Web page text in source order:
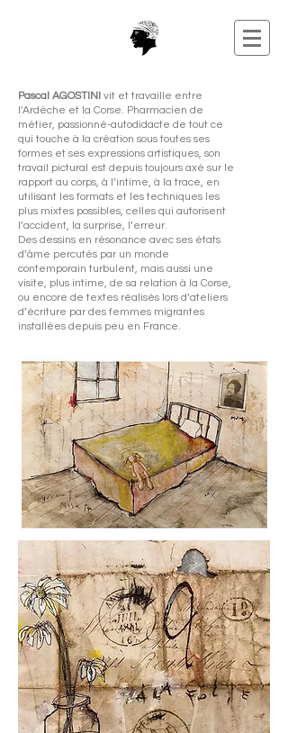
Pascal AGOSTINI vit et travaille entre
l'Ardèche et la Corse. Pharmacien de
métier, passionné-autodidacte de tout ce
qui touche à la création sous toutes ses
formes et ses expressions artistiques, son
travail pictural est depuis toujours axé sur le
rapport au corps, à l’intime, à la trace, en
utilisant les formats et les techniques les
plus mixtes possibles, celles qui autorisent
l’accident, la surprise, l’erreur.
Des dessins en résonance avec ses états
d’âme percutés par un monde
contemporain turbulent, mais aussi une
visite, plus intime, de sa relation à la Corse,
ou encore de textes réalisés lors d’ateliers
d’écriture par des femmes migrantes
installées depuis peu en France.